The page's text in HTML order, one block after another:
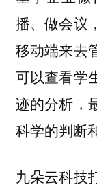
播、做会议
移动端来去
可以查看学
迹的分析，
科学的判断
九朵云科技